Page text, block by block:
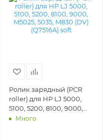
Ролик зарядный (PCR
roller) для HP LJ 5000,
5100, 5200, 8100, 9000,
M5025, 5035, M830 (DV)
Много